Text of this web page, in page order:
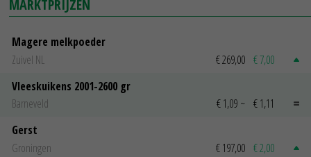
MARKTPRIJZEN
Magere melkpoeder
Zuivel NL
€ 269,00 € 7,00
Vleeskuikens 2001-2600 gr
Barneveld
€ 1,09 ~ € 1,11
Gerst
Groningen
€ 197,00 € 2,00